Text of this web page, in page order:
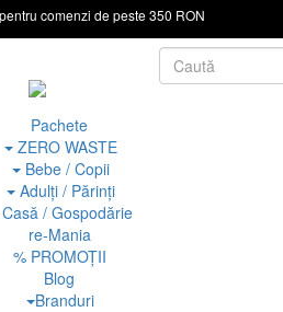
comenzi de peste 350 RON
Pachete
ZERO WASTE
Bebe / Copii
Adulți / Părinți
/ Gospodărie
re-Mania
% PROMOȚII
Blog
Branduri